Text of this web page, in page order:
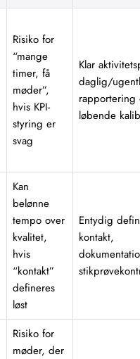
Risiko for
“mange
timer, få
møder”,
hvis KPI-
styring er
svag
Klar
daglig/
rapportering
løbende
Kan
belønne
tempo over
kvalitet,
hvis
“kontakt”
defineres
løst
Entydig
kontakt,
Risiko for
møder, der